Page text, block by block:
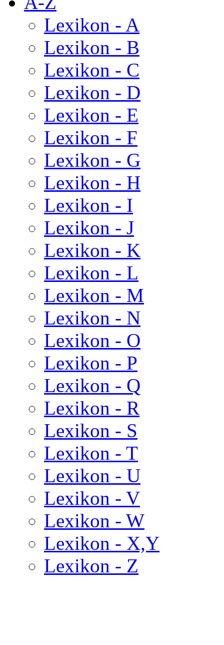
Lexikon - A
Lexikon - B
Lexikon - C
Lexikon - D
Lexikon - E
Lexikon - F
Lexikon - G
Lexikon - H
Lexikon - I
Lexikon - J
Lexikon - K
Lexikon - L
Lexikon - M
Lexikon - N
Lexikon - O
Lexikon - P
Lexikon - Q
Lexikon - R
Lexikon - S
Lexikon - T
Lexikon - U
Lexikon - V
Lexikon - W
Lexikon - X,Y
Lexikon - Z